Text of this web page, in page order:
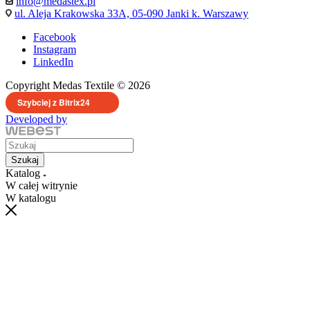
ul. Aleja Krakowska 33A, 05-090 Janki k. Warszawy
Facebook
Instagram
LinkedIn
Copyright Medas Textile © 2026
Szybciej z Bitrix24
Developed by
Szukaj
Katalog
W całej witrynie
W katalogu